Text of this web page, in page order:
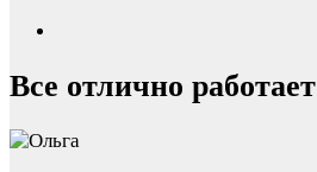
Все отлично работает